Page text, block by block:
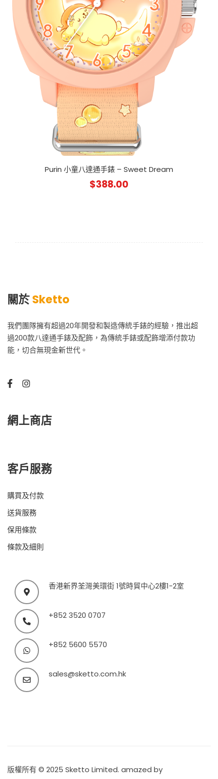
Purin 小童八達通手錶 – Sweet Dream
$388.00
關於Sketto
我們團隊擁有超過20年開發和製造傳統手錶的經驗，推出超
過200款八達通手錶及配飾，為傳統手錶或配飾增添付款功
能，切合無現金新世代。
網上商店
客戶服務
購買及付款
送貨服務
保用條款
條款及細則
香港新界荃灣美環街 1號時貿中心2樓1-2室
+852 3520 0707
+852 5600 5570
sales@sketto.com.hk
版權所有 © 2025 Sketto Limited. amazed by